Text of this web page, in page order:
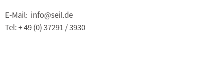
E-Mail: info@seil.de
Tel: + 49 (0) 37291 / 3930